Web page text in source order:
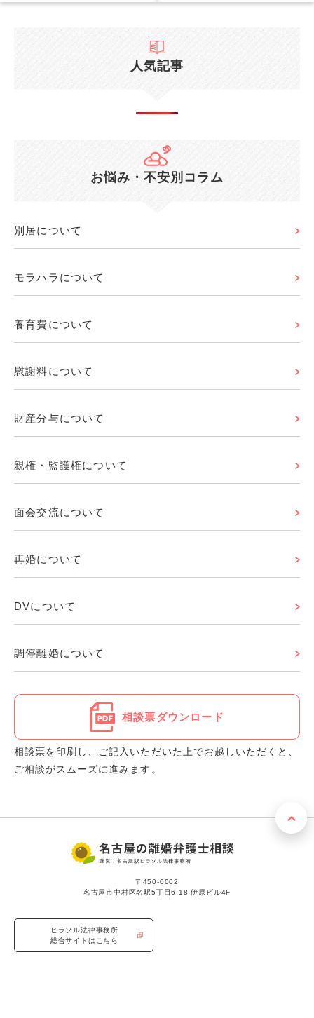
人気記事
お悩み・不安別コラム
別居について
モラハラについて
養育費について
慰謝料について
財産分与について
親権・監護権について
面会交流について
再婚について
DVについて
調停離婚について
相談票ダウンロード
相談票を印刷し、ご記入いただいた上でお越しいただくと、
ご相談がスムーズに進みます。
〒450-0002
名古屋市中村区名駅5丁目6-18 伊原ビル4F
ヒラソル法律事務所
総合サイトはこちら